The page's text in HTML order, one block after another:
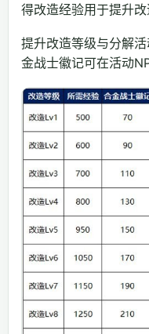
得改造经验用于提升
提升改造等级与分解
金战士徽记可在活动